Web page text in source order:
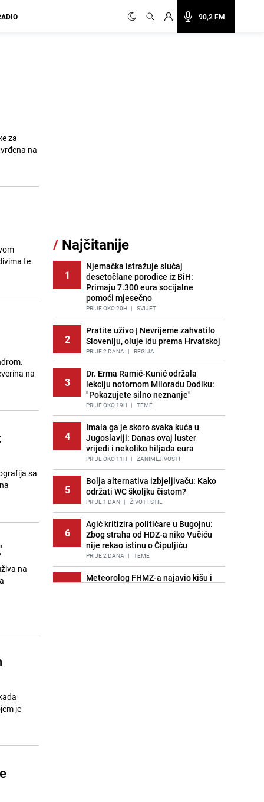
90,2 FM
za
na
te
na
sa
na
je
/ Najčitanije
1
Njemačka istražuje slučaj
desetočlane porodice iz BiH:
Primaju 7.300 eura socijalne
pomoći mjesečno
PRIJE OKO 20H | SVIJET
2
Pratite uživo | Nevrijeme zahvatilo
Sloveniju, oluje idu prema Hrvatskoj
PRIJE 2 DANA | REGIJA
3
Dr. Erma Ramić-Kunić održala
lekciju notornom Miloradu Dodiku:
"Pokazujete silno neznanje"
PRIJE OKO 19H | TEME
4
Imala ga je skoro svaka kuća u
Jugoslaviji: Danas ovaj luster
vrijedi i nekoliko hiljada eura
PRIJE OKO 11H | ZANIMLJIVOSTI
5
Bolja alternativa izbjeljivaču: Kako
održati WC školjku čistom?
PRIJE 1 DAN | ŽIVOT I STIL
6
Agić kritizira političare u Bugojnu:
Zbog straha od HDZ-a niko Vučiću
nije rekao istinu o Čipuljiću
PRIJE 2 DANA | TEME
7
Meteorolog FHMZ-a najavio kišu i